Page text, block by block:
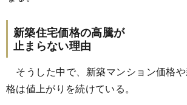
新築住宅価格の高騰が
止まらない理由
そうした中で、新築マンション価格
格は値上がりを続けている。